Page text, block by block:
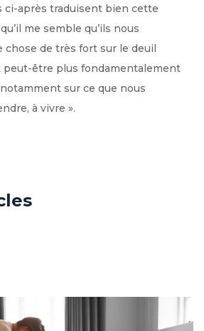
ci-après traduisent bien cette
me semble qu’ils nous
de très fort sur le deuil
peut-être plus fondamentalement
sur ce que nous
à vivre ».